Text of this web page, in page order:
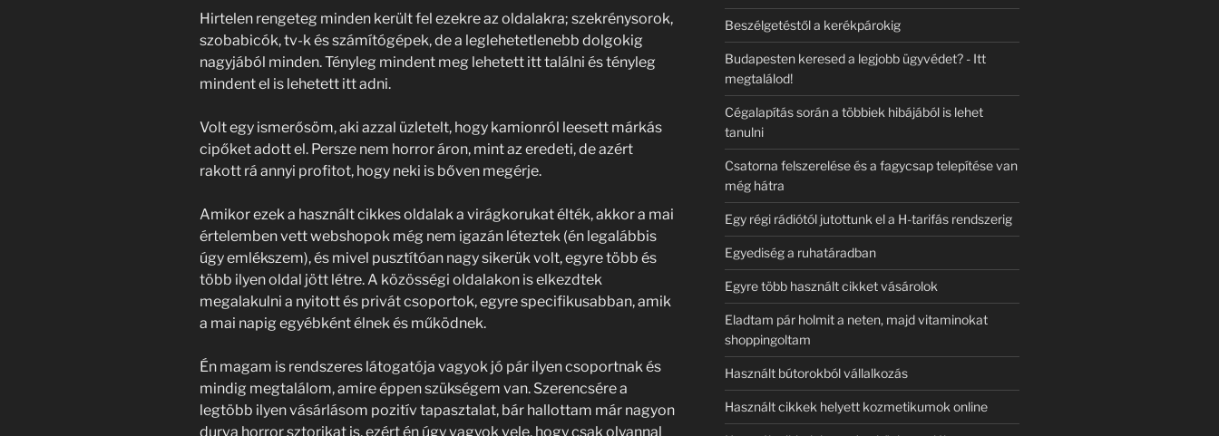
Hirtelen rengeteg minden került fel ezekre az oldalakra; szekrénysorok,
szobabicók, tv-k és számítógépek, de a leglehetetlenebb dolgokig
nagyjából minden. Tényleg mindent meg lehetett itt találni és tényleg
mindent el is lehetett itt adni.
Volt egy ismerősöm, aki azzal üzletelt, hogy kamionról leesett márkás
cipőket adott el. Persze nem horror áron, mint az eredeti, de azért
rakott rá annyi profitot, hogy neki is bőven megérje.
Amikor ezek a használt cikkes oldalak a virágkorukat élték, akkor a mai
értelemben vett webshopok még nem igazán léteztek (én legalábbis
úgy emlékszem), és mivel pusztítóan nagy sikerük volt, egyre több és
több ilyen oldal jött létre. A közösségi oldalakon is elkezdtek
megalakulni a nyitott és privát csoportok, egyre specifikusabban, amik
a mai napig egyébként élnek és működnek.
Én magam is rendszeres látogatója vagyok jó pár ilyen csoportnak és
mindig megtalálom, amire éppen szükségem van. Szerencsére a
legtöbb ilyen vásárlásom pozitív tapasztalat, bár hallottam már nagyon
durva horror sztorikat is, ezért én úgy vagyok vele, hogy csak olyannal
Beszélgetéstől a kerékpárokig
Budapesten keresed a legjobb ügyvédet? - Itt
megtalálod!
Cégalapítás során a többiek hibájából is lehet
tanulni
Csatorna felszerelése és a fagycsap telepítése van
még hátra
Egy régi rádiótól jutottunk el a H-tarifás rendszerig
Egyediség a ruhatáradban
Egyre több használt cikket vásárolok
Eladtam pár holmit a neten, majd vitaminokat
shoppingoltam
Használt bútorokból vállalkozás
Használt cikkek helyett kozmetikumok online